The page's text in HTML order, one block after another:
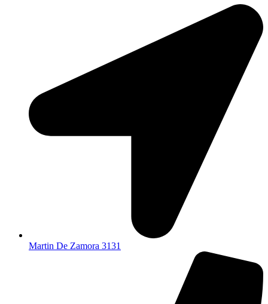
Martin De Zamora 3131